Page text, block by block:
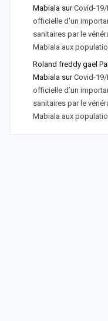
MabialasurCovid-19/
officielle d'un
sanitaires par le
Mabiala aux
Roland freddy gael
MabialasurCovid-19/
officielle d’un
sanitaires par le
Mabiala aux